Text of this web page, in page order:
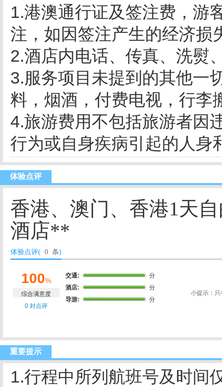
1.港澳通行证及签注费，游
注，如因签注产生的经济损
2.酒店内电话、传真、洗熨
3.服务项目未提到的其他一
料，烟酒，付费电视，行李
4.旅游费用不包括旅游者因
行为或自身疾病引起的人身
体验点评
香港、澳门、香港1天
酒店**
体验点评( 0 条)
100%
综合满意度
0 封点评
交通:
分
酒店:
分
导游:
分
小提示：
重要提示
1.行程中所列航班号及时间